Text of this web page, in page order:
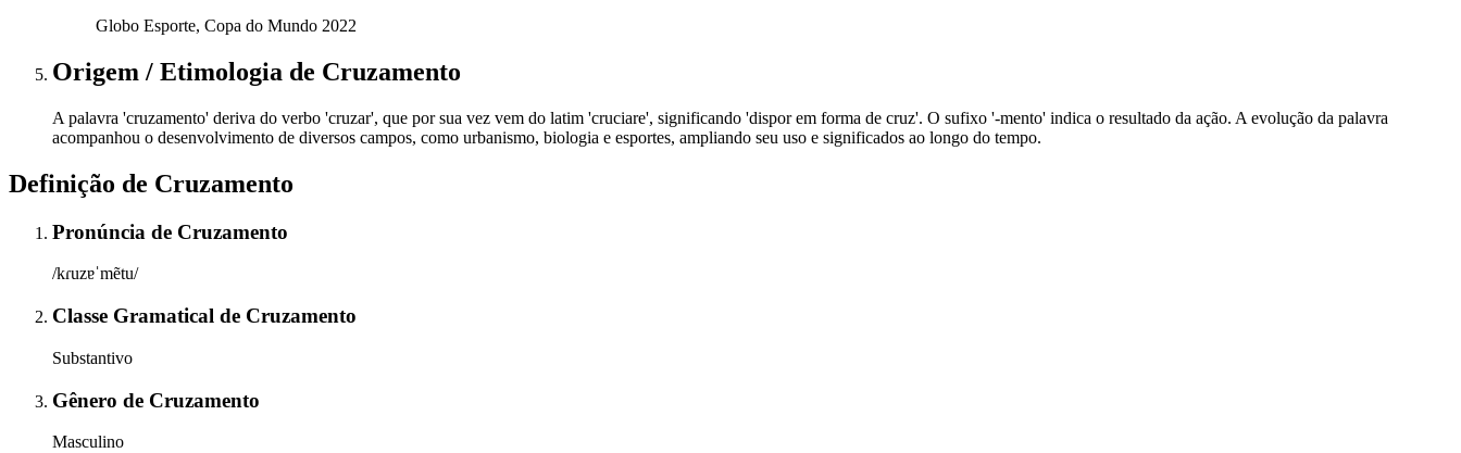
Globo Esporte, Copa do Mundo 2022
Origem / Etimologia de Cruzamento
A palavra 'cruzamento' deriva do verbo 'cruzar', que por sua vez vem do latim 'cruciare', significando 'dispor em forma de cruz'. O sufixo '-mento' indica o resultado da ação. A evolução da palavra
acompanhou o desenvolvimento de diversos campos, como urbanismo, biologia e esportes, ampliando seu uso e significados ao longo do tempo.
Definição de Cruzamento
Pronúncia de Cruzamento
/kɾuzɐˈmẽtu/
Classe Gramatical de Cruzamento
Substantivo
Gênero de Cruzamento
Masculino